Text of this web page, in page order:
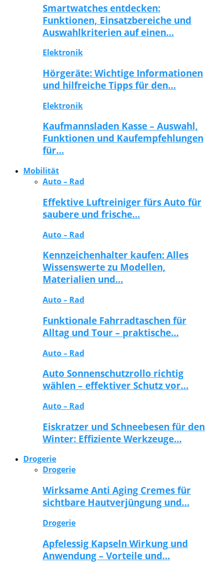
Smartwatches entdecken:
Funktionen, Einsatzbereiche und
Auswahlkriterien auf einen…
Elektronik
Hörgeräte: Wichtige Informationen
und hilfreiche Tipps für den…
Elektronik
Kaufmannsladen Kasse – Auswahl,
Funktionen und Kaufempfehlungen
für…
Mobilität
Auto – Rad
Effektive Luftreiniger fürs Auto für
saubere und frische…
Auto – Rad
Kennzeichenhalter kaufen: Alles
Wissenswerte zu Modellen,
Materialien und…
Auto – Rad
Funktionale Fahrradtaschen für
Alltag und Tour – praktische…
Auto – Rad
Auto Sonnenschutzrollo richtig
wählen – effektiver Schutz vor…
Auto – Rad
Eiskratzer und Schneebesen für den
Winter: Effiziente Werkzeuge…
Drogerie
Drogerie
Wirksame Anti Aging Cremes für
sichtbare Hautverjüngung und…
Drogerie
Apfelessig Kapseln Wirkung und
Anwendung – Vorteile und…